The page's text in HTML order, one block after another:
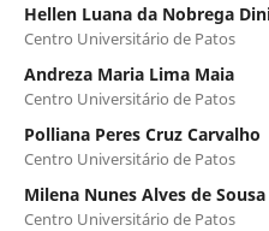
Hellen Luana da Nobrega
Centro Universitário de Patos
Andreza Maria Lima Maia
Centro Universitário de Patos
Polliana Peres Cruz Carvalho
Centro Universitário de Patos
Milena Nunes Alves de Sousa
Centro Universitário de Patos